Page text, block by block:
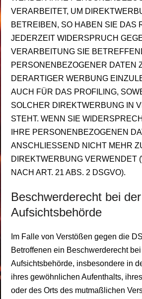
VERARBEITET, UM
BETREIBEN, SO HABEN SIE DAS
JEDERZEIT WIDERSPRUCH
VERARBEITUNG SIE
PERSONENBEZOGENER DATEN
DERARTIGER WERBUNG
AUCH FÜR DAS PROFILING,
SOLCHER DIREKTWERBUNG IN
STEHT. WENN SIE
IHRE PERSONENBEZOGENEN
ANSCHLIESSEND NICHT MEHR
DIREKTWERBUNG VERWENDET
NACH ART. 21 ABS. 2 DSGVO).
Beschwerde­recht bei
Aufsichts­behörde
Im Falle von Verstößen gegen die
Betroffenen ein Beschwerderecht
Aufsichtsbehörde, insbesondere in
ihres gewöhnlichen Aufenthalts,
oder des Orts des mutmaßlichen